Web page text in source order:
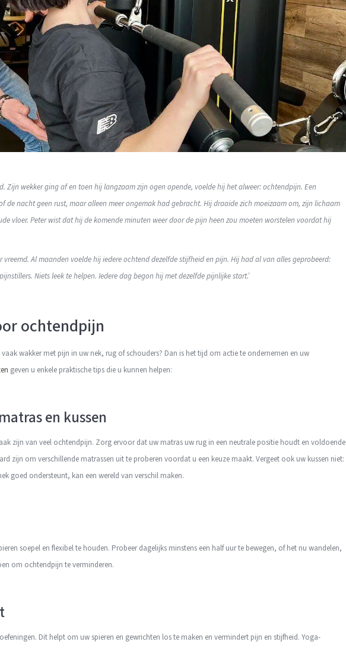
Zijn wekker ging af en toen hij langzaam zijn ogen opende, voelde hij het alweer: ochtendpijn. Een
de nacht geen rust, maar alleen meer ongemak had gebracht. Hij draaide zich moeizaam om, zijn lichaam
vloer. Peter wist dat hij de komende minuten weer door de pijn heen zou moeten worstelen voordat hij
vreemd. Al maanden voelde hij iedere ochtend dezelfde stijfheid en pijn. Hij had al van alles geprobeerd:
Niets leek te helpen. Iedere dag begon hij met dezelfde pijnlijke start.’
ochtendpijn
wakker met pijn in uw nek, rug of schouders? Dan is het tijd om actie te ondernemen en uw
geven u enkele praktische tips die u kunnen helpen:
en kussen
zijn van veel ochtendpijn. Zorg ervoor dat uw matras uw rug in een neutrale positie houdt en voldoende
zijn om verschillende matrassen uit te proberen voordat u een keuze maakt. Vergeet ook uw kussen niet:
goed ondersteunt, kan een wereld van verschil maken.
soepel en flexibel te houden. Probeer dagelijks minstens een half uur te bewegen, of het nu wandelen,
om ochtendpijn te verminderen.
Dit helpt om uw spieren en gewrichten los te maken en vermindert pijn en stijfheid. Yoga-